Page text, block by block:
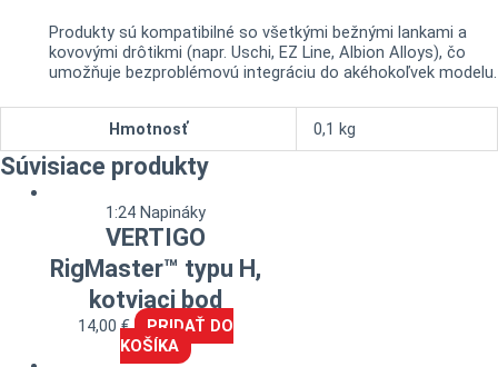
Produkty sú kompatibilné so všetkými bežnými lankami a
kovovými drôtikmi (napr. Uschi, EZ Line, Albion Alloys), čo
umožňuje bezproblémovú integráciu do akéhokoľvek modelu.
Hmotnosť 0,1 kg
Súvisiace produkty
1:24 Napináky
VERTIGO
RigMaster™ typu H,
kotviaci bod
14,00€
PRIDAŤ DO
KOŠÍKA